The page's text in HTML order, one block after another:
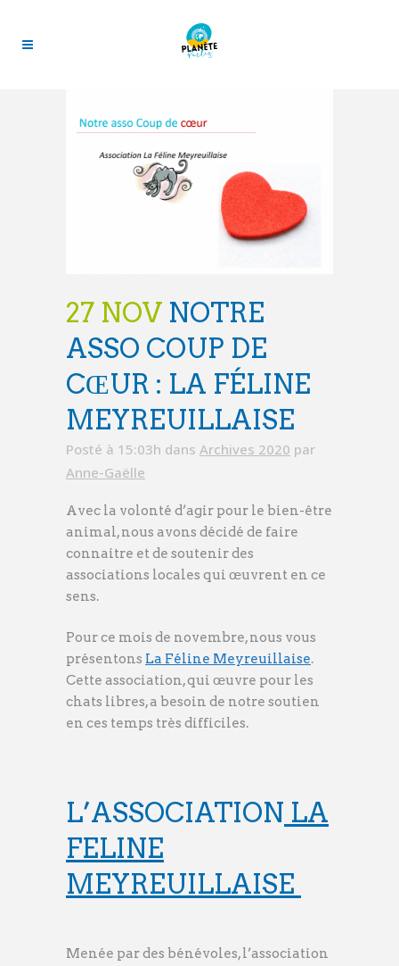
27 NOV NOTRE
ASSO COUP DE
CŒUR : LA FÉLINE
MEYREUILLAISE
Posté à 15:03h dans Archives 2020 par
Anne-Gaëlle
Avec la volonté d’agir pour le bien-être
animal, nous avons décidé de faire
connaitre et de soutenir des
associations locales qui œuvrent en ce
sens.
Pour ce mois de novembre, nous vous
présentons La Féline Meyreuillaise.
Cette association, qui œuvre pour les
chats libres, a besoin de notre soutien
en ces temps très difficiles.
L’ASSOCIATION LA
FELINE
MEYREUILLAISE
Menée par des bénévoles, l’association